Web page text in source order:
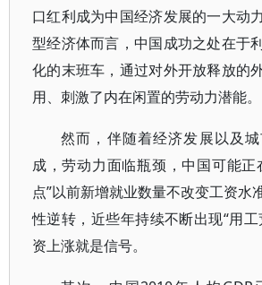
口红利成为中国经济发展的一大动
型经济体而言，中国成功之处在于
化的末班车，通过对外开放释放的
用、刺激了内在闲置的劳动力潜能。
然而，伴随着经济发展以及
成，劳动力面临瓶颈，中国可能正
点”以前新增就业数量不改变工资水
性逆转，近些年持续不断出现“用
资上涨就是信号。